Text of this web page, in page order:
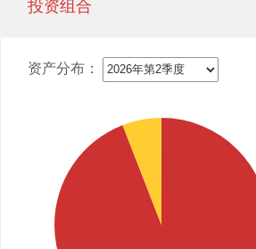
投资组合
资产分布：